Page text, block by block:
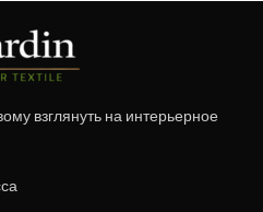
взглянуть на интерьерное